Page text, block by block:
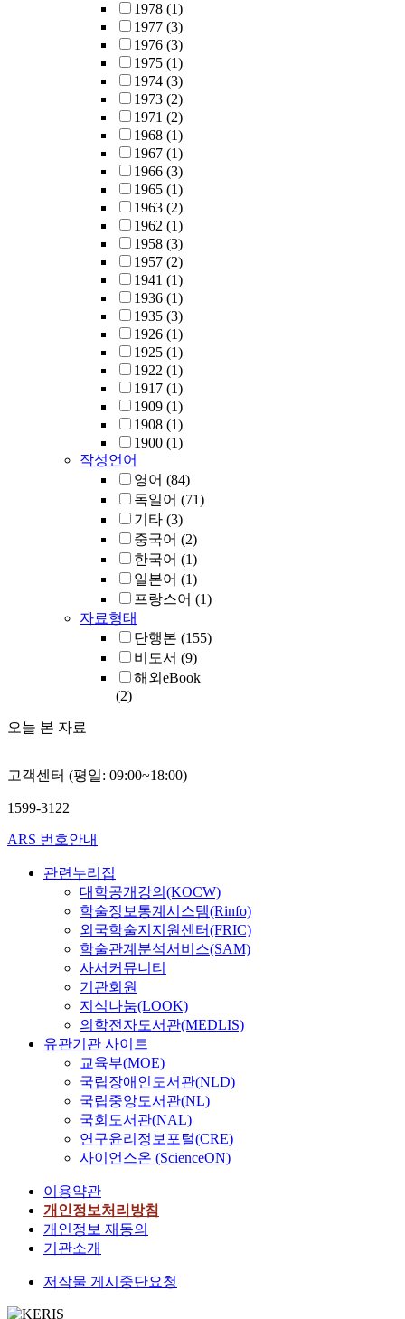
1978 (1)
1977 (3)
1976 (3)
1975 (1)
1974 (3)
1973 (2)
1971 (2)
1968 (1)
1967 (1)
1966 (3)
1965 (1)
1963 (2)
1962 (1)
1958 (3)
1957 (2)
1941 (1)
1936 (1)
1935 (3)
1926 (1)
1925 (1)
1922 (1)
1917 (1)
1909 (1)
1908 (1)
1900 (1)
작성언어
영어 (84)
독일어 (71)
기타 (3)
중국어 (2)
한국어 (1)
일본어 (1)
프랑스어 (1)
자료형태
단행본 (155)
비도서 (9)
해외eBook
(2)
오늘 본 자료
고객센터 (평일: 09:00~18:00)
1599-3122
ARS 번호안내
관련누리집
대학공개강의(KOCW)
학술정보통계시스템(Rinfo)
외국학술지지원센터(FRIC)
학술관계분석서비스(SAM)
사서커뮤니티
기관회원
지식나눔(LOOK)
의학전자도서관(MEDLIS)
유관기관 사이트
교육부(MOE)
국립장애인도서관(NLD)
국립중앙도서관(NL)
국회도서관(NAL)
연구윤리정보포털(CRE)
사이언스온 (ScienceON)
이용약관
개인정보처리방침
개인정보 재동의
기관소개
저작물 게시중단요청